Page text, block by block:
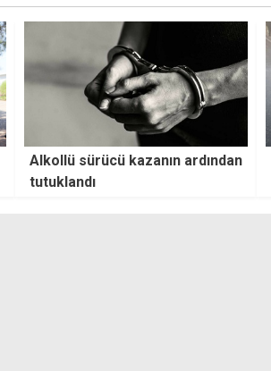
Girne-Lefkoşa Ana Yolu'nda
araç yangını